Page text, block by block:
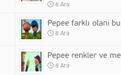
8 Ara
8 Ara
8 Ara